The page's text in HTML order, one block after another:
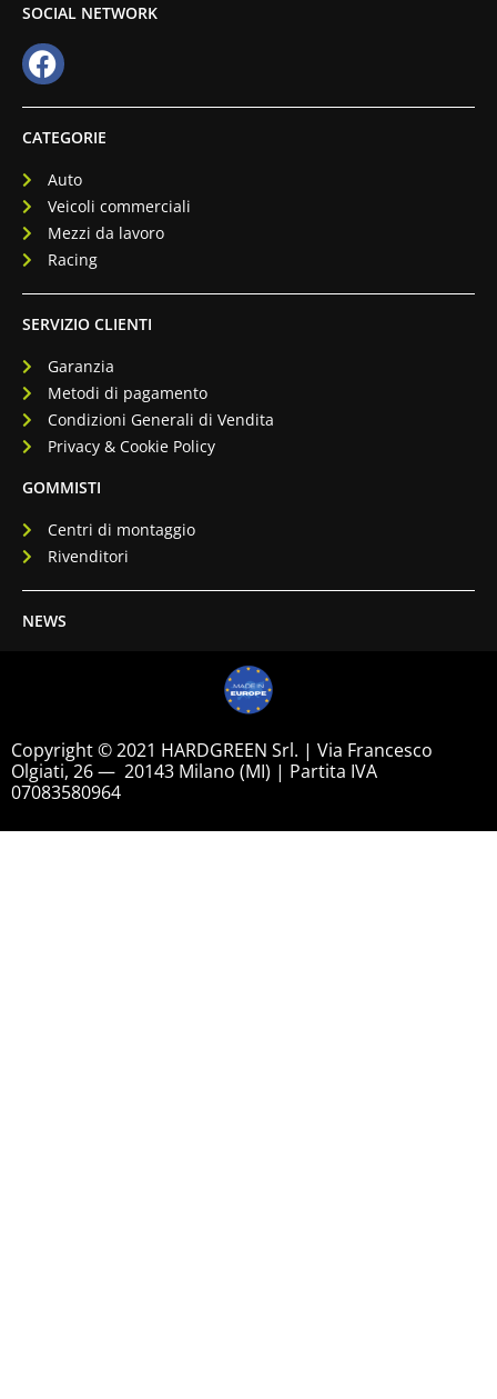
CATEGORIE
Auto
Veicoli commerciali
Mezzi da lavoro
Racing
SOCIAL NETWORK
SERVIZIO CLIENTI
Garanzia
Metodi di pagamento
Condizioni Generali di Vendita
Privacy & Cookie Policy
GOMMISTI
Centri di montaggio
Rivenditori
NEWS
Copyright © 2021 HARDGREEN Srl. | Via Francesco
Olgiati, 26 — 20143 Milano (MI) | Partita IVA
07083580964